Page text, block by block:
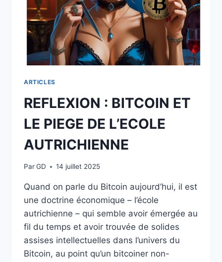
ARTICLES
REFLEXION : BITCOIN ET
LE PIEGE DE L’ECOLE
AUTRICHIENNE
ParGD 14 juillet 2025
Quand on parle du Bitcoin aujourd’hui, il est
une doctrine économique – l’école
autrichienne – qui semble avoir émergée au
fil du temps et avoir trouvée de solides
assises intellectuelles dans l’univers du
Bitcoin, au point qu’un bitcoiner non-